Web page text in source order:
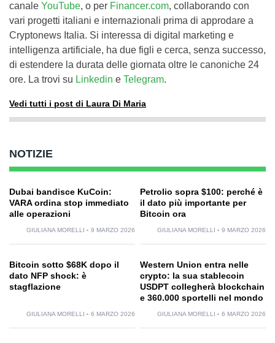
canale YouTube, o per Financer.com, collaborando con
vari progetti italiani e internazionali prima di approdare a
Cryptonews Italia. Si interessa di digital marketing e
intelligenza artificiale, ha due figli e cerca, senza successo,
di estendere la durata delle giornata oltre le canoniche 24
ore. La trovi su Linkedin e Telegram.
Vedi tutti i post di Laura Di Maria
NOTIZIE
Dubai bandisce KuCoin:
VARA ordina stop immediato
alle operazioni
GIULIANA MORELLI 9 MARZO 2026
Petrolio sopra $100: perché è
il dato più importante per
Bitcoin ora
GIULIANA MORELLI 9 MARZO 2026
Bitcoin sotto $68K dopo il
dato NFP shock: è
stagflazione
GIULIANA MORELLI 6 MARZO 2026
Western Union entra nelle
crypto: la sua stablecoin
USDPT collegherà blockchain
e 360.000 sportelli nel mondo
GIULIANA MORELLI 6 MARZO 2026